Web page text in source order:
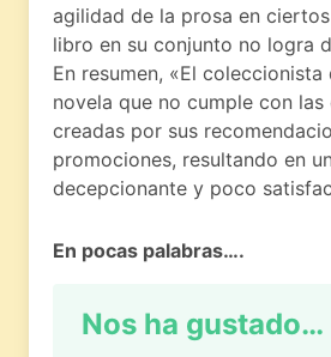
agilidad de la prosa en
libro en su conjunto no logra
En resumen, «El coleccionista
novela que no cumple con
creadas por sus
promociones, resultando en
decepcionante y poco
En pocas palabras….
Nos ha gustado…